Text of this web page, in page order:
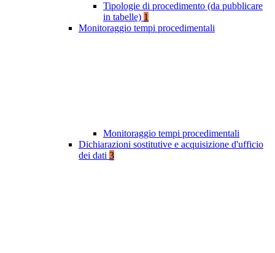
Tipologie di procedimento (da pubblicare
in tabelle) 1
Monitoraggio tempi procedimentali
Monitoraggio tempi procedimentali
Dichiarazioni sostitutive e acquisizione d'ufficio
dei dati 3